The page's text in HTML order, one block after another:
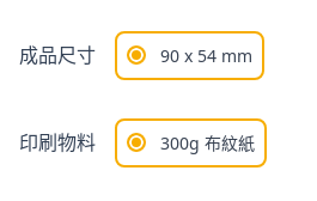
成品尺寸 90 x 54 mm
印刷物料 300g 布紋紙